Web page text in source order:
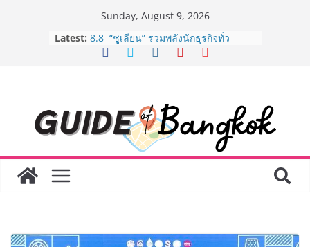
Sunday, August 9, 2026
Latest: 8.8 “ซูเลียน” รวมพลังนักธุรกิจทั่ว
ประเทศ จัดประชุมใหญ่แห่งปี พบ CEO
ยาวนานกว่า 20 ปี ต่อยอดเสิร์ฟความ
อร่อย ยกเมนูระดับตำนาน “ข้าวหน้าไก่
ราชวงศ์” พุ่งทะยานสู่น่านฟ้า
BEDO เดินหน้าจัดกิจกรรมเจรจาธุรกิจ
“BIO TRADE CONNECT 2026” ยก
Lord” เปิดสงครามกิลด์ข้ามประเทศ